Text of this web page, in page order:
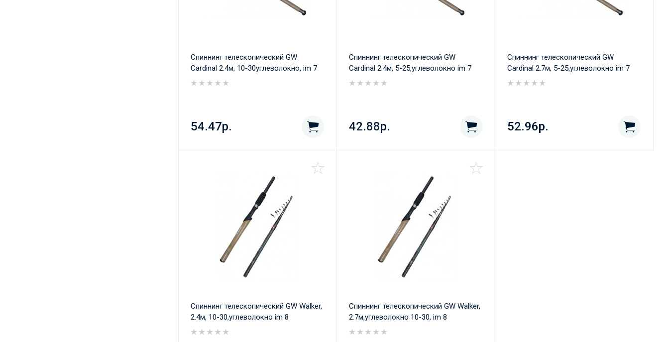
Спиннинг телескопический GW
Cardinal 2.4м, 10-30углеволокно, im 7
54.47р.
Спиннинг телескопический GW
Cardinal 2.4м, 5-25,углеволокно im 7
42.88р.
Спиннинг телескопический GW
Cardinal 2.7м, 5-25,углеволокно im 7
52.96р.
Спиннинг телескопический GW Walker,
2.4м, 10-30,углеволокно im 8
Спиннинг телескопический GW Walker,
2.7м,углеволокно 10-30, im 8